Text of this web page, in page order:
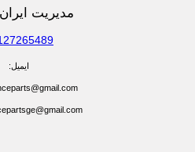
مدیریت
ایمیل: